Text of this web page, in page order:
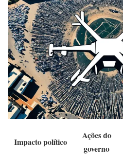
Impacto político
Ações do
governo